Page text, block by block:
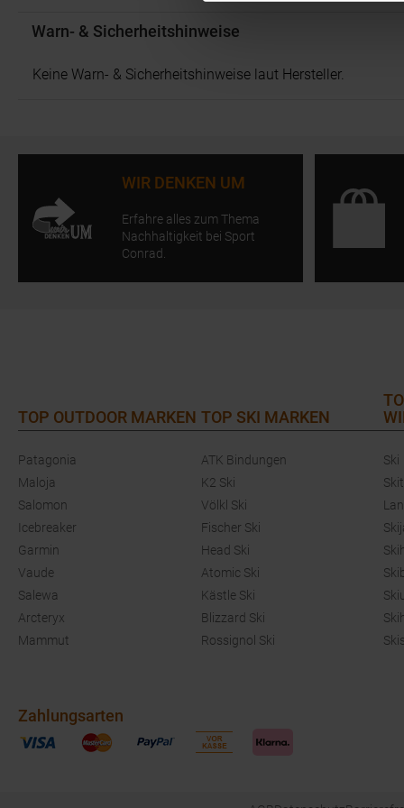
Warn- & Sicherheitshinweise
Keine Warn- & Sicherheitshinweise laut Hersteller.
WIR DENKEN UM
Erfahre alles zum Thema
Nachhaltigkeit bei Sport
Conrad.
TOP OUTDOOR MARKEN
Patagonia
Maloja
Salomon
Icebreaker
Garmin
Vaude
Salewa
Arcteryx
Mammut
TOP SKI MARKEN
ATK Bindungen
K2 Ski
Völkl Ski
Fischer Ski
Head Ski
Atomic Ski
Kästle Ski
Blizzard Ski
Rossignol Ski
Ski
Zahlungsarten